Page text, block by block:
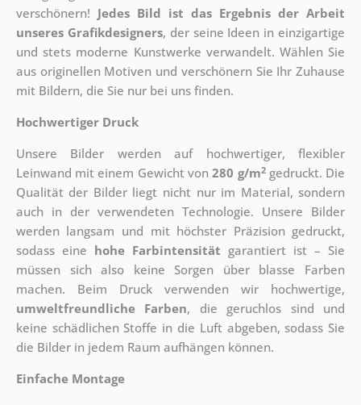
verschönern! Jedes Bild ist das Ergebnis der Arbeit
unseres Grafikdesigners, der seine Ideen in einzigartige
und stets moderne Kunstwerke verwandelt. Wählen Sie
aus originellen Motiven und verschönern Sie Ihr Zuhause
mit Bildern, die Sie nur bei uns finden.
Hochwertiger Druck
Unsere Bilder werden auf hochwertiger, flexibler
Leinwand mit einem Gewicht von280 g/m2gedruckt. Die
Qualität der Bilder liegt nicht nur im Material, sondern
auch in der verwendeten Technologie. Unsere Bilder
werden langsam und mit höchster Präzision gedruckt,
sodass eine hohe Farbintensität garantiert ist – Sie
müssen sich also keine Sorgen über blasse Farben
machen. Beim Druck verwenden wir hochwertige,
umweltfreundliche Farben, die geruchlos sind und
keine schädlichen Stoffe in die Luft abgeben, sodass Sie
die Bilder in jedem Raum aufhängen können.
Einfache Montage